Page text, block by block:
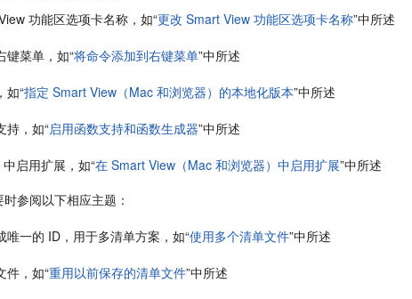
功能区选项卡名称，如“更改 Smart View 功能区选项卡名称”中所述
键菜单，如“将命令添加到右键菜单”中所述
如“指定 Smart View（Mac 和浏览器）的本地化版本”中所述
持，如“启用函数支持和函数生成器”中所述
启用扩展，如“在 Smart View（Mac 和浏览器）中启用扩展”中所述
参阅以下相应主题：
唯一的 ID，用于多清单方案，如“使用多个清单文件”中所述
件，如“重用以前保存的清单文件”中所述